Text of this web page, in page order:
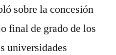
sobre la concesión
final de grado de los
universidades